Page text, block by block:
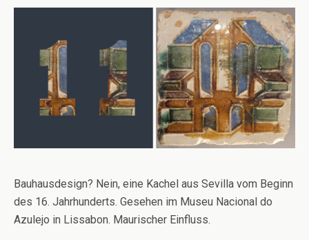
Bauhausdesign? Nein, eine Kachel aus Sevilla vom Beginn
des 16. Jahrhunderts. Gesehen im Museu Nacional do
Azulejo in Lissabon. Maurischer Einfluss.